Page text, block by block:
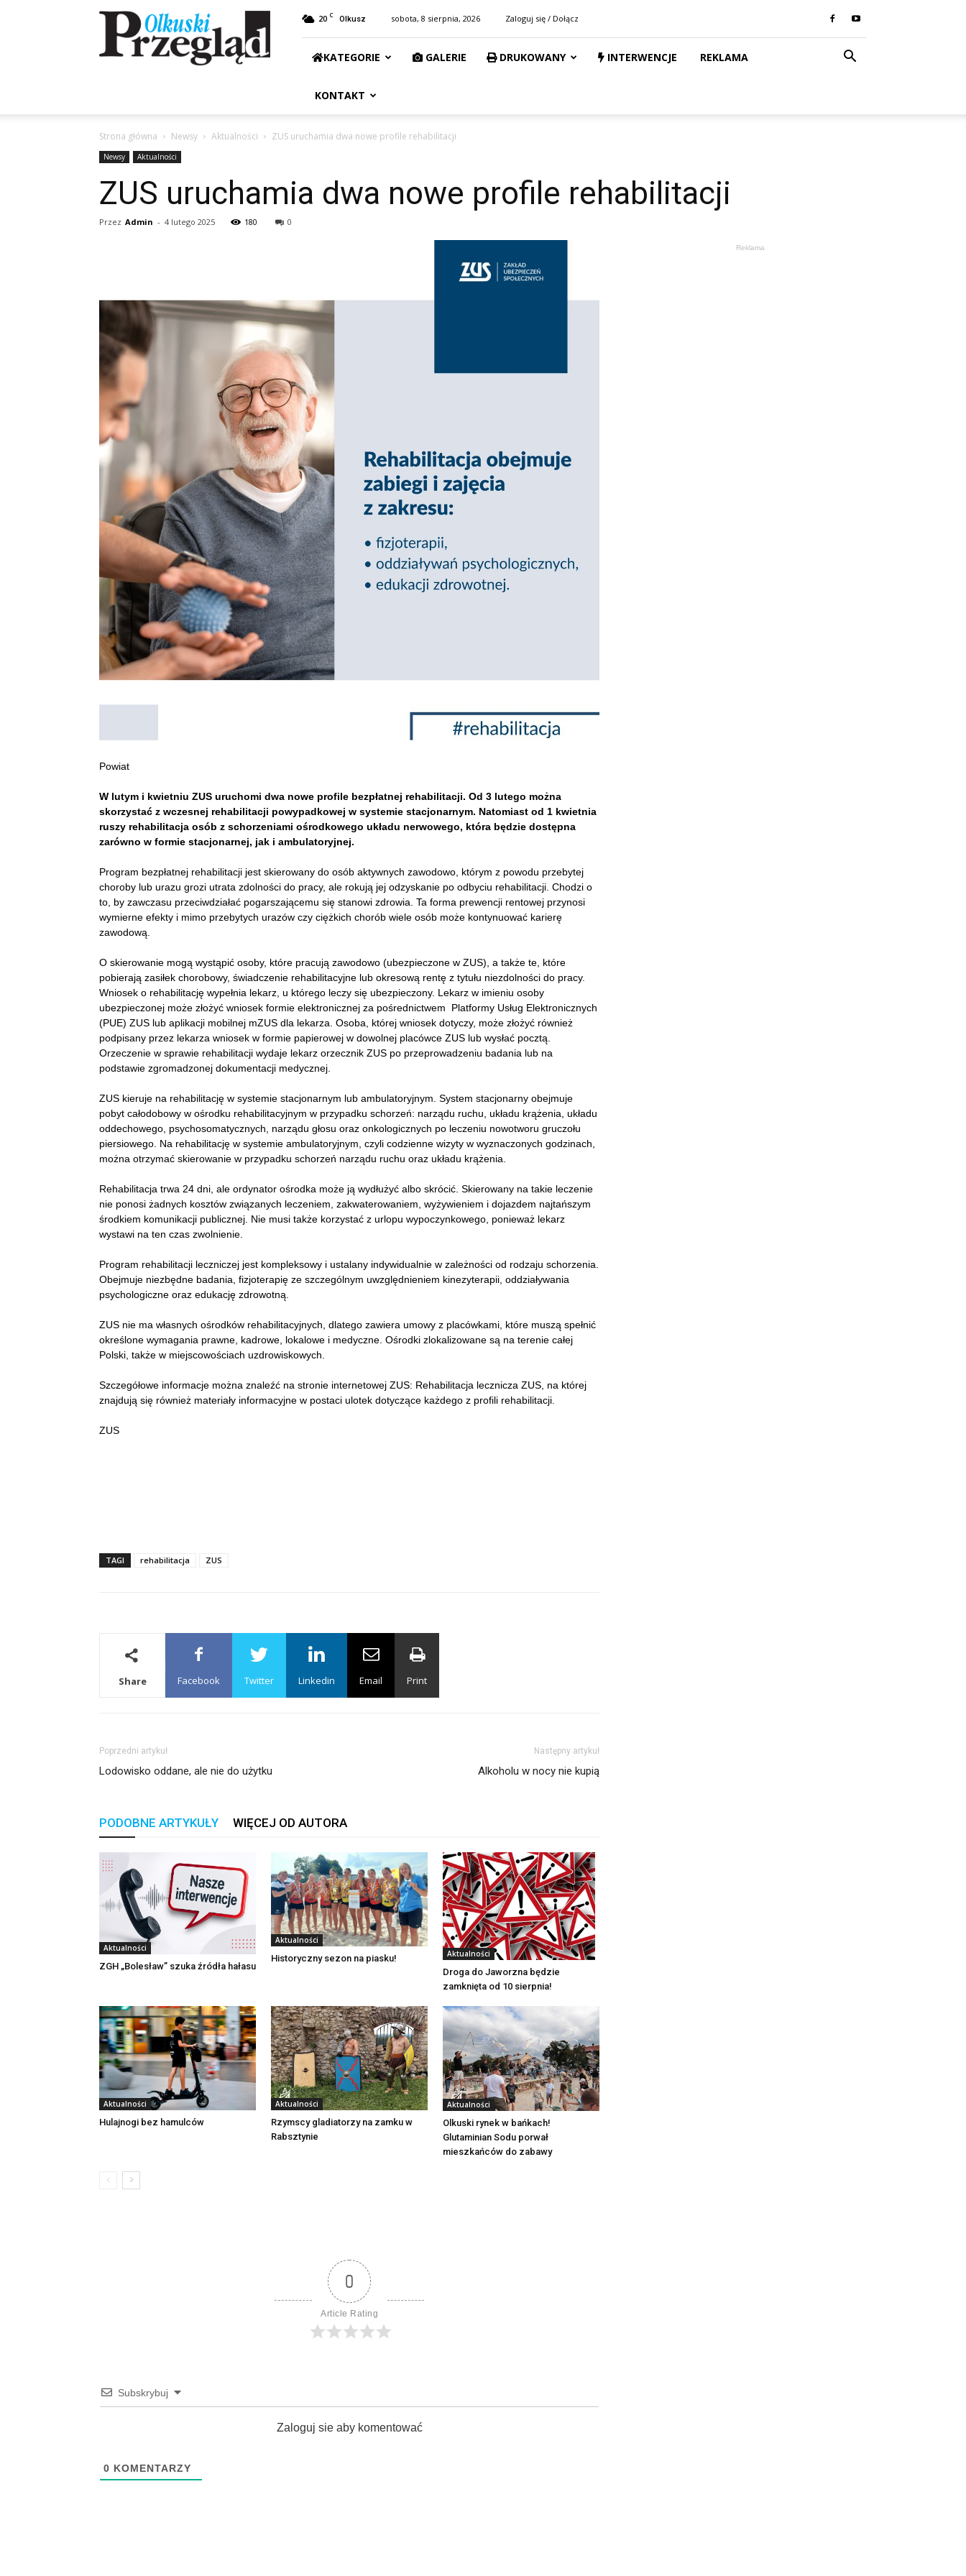
Przegląd
Olkuski
20 C Olkusz sobota, 8 sierpnia, 2026 Zaloguj się / Dołącz
KATEGORIE GALERIE DRUKOWANY INTERWENCJE REKLAMA
KONTAKT
Strona główna Newsy Aktualności ZUS uruchamia dwa nowe profile rehabilitacji
Newsy Aktualności
ZUS uruchamia dwa nowe profile rehabilitacji
Przez Admin - 4 lutego 2025 180 0
Powiat
W lutym i kwietniu ZUS uruchomi dwa nowe profile bezpłatnej rehabilitacji. Od 3 lutego można
skorzystać z wczesnej rehabilitacji powypadkowej w systemie stacjonarnym. Natomiast od 1 kwietnia
ruszy rehabilitacja osób z schorzeniami ośrodkowego układu nerwowego, która będzie dostępna
zarówno w formie stacjonarnej, jak i ambulatoryjnej.
Program bezpłatnej rehabilitacji jest skierowany do osób aktywnych zawodowo, którym z powodu przebytej
choroby lub urazu grozi utrata zdolności do pracy, ale rokują jej odzyskanie po odbyciu rehabilitacji. Chodzi o
to, by zawczasu przeciwdziałać pogarszającemu się stanowi zdrowia. Ta forma prewencji rentowej przynosi
wymierne efekty i mimo przebytych urazów czy ciężkich chorób wiele osób może kontynuować karierę
zawodową.
O skierowanie mogą wystąpić osoby, które pracują zawodowo (ubezpieczone w ZUS), a także te, które
pobierają zasiłek chorobowy, świadczenie rehabilitacyjne lub okresową rentę z tytułu niezdolności do pracy.
Wniosek o rehabilitację wypełnia lekarz, u którego leczy się ubezpieczony. Lekarz w imieniu osoby
ubezpieczonej może złożyć wniosek formie elektronicznej za pośrednictwem Platformy Usług Elektronicznych
(PUE) ZUS lub aplikacji mobilnej mZUS dla lekarza. Osoba, której wniosek dotyczy, może złożyć również
podpisany przez lekarza wniosek w formie papierowej w dowolnej placówce ZUS lub wysłać pocztą.
Orzeczenie w sprawie rehabilitacji wydaje lekarz orzecznik ZUS po przeprowadzeniu badania lub na
podstawie zgromadzonej dokumentacji medycznej.
ZUS kieruje na rehabilitację w systemie stacjonarnym lub ambulatoryjnym. System stacjonarny obejmuje
pobyt całodobowy w ośrodku rehabilitacyjnym w przypadku schorzeń: narządu ruchu, układu krążenia, układu
oddechowego, psychosomatycznych, narządu głosu oraz onkologicznych po leczeniu nowotworu gruczołu
piersiowego. Na rehabilitację w systemie ambulatoryjnym, czyli codzienne wizyty w wyznaczonych godzinach,
można otrzymać skierowanie w przypadku schorzeń narządu ruchu oraz układu krążenia.
Rehabilitacja trwa 24 dni, ale ordynator ośrodka może ją wydłużyć albo skrócić. Skierowany na takie leczenie
nie ponosi żadnych kosztów związanych leczeniem, zakwaterowaniem, wyżywieniem i dojazdem najtańszym
środkiem komunikacji publicznej. Nie musi także korzystać z urlopu wypoczynkowego, ponieważ lekarz
wystawi na ten czas zwolnienie.
Program rehabilitacji leczniczej jest kompleksowy i ustalany indywidualnie w zależności od rodzaju schorzenia.
Obejmuje niezbędne badania, fizjoterapię ze szczególnym uwzględnieniem kinezyterapii, oddziaływania
psychologiczne oraz edukację zdrowotną.
ZUS nie ma własnych ośrodków rehabilitacyjnych, dlatego zawiera umowy z placówkami, które muszą spełnić
określone wymagania prawne, kadrowe, lokalowe i medyczne. Ośrodki zlokalizowane są na terenie całej
Polski, także w miejscowościach uzdrowiskowych.
Szczegółowe informacje można znaleźć na stronie internetowej ZUS: Rehabilitacja lecznicza ZUS, na której
znajdują się również materiały informacyjne w postaci ulotek dotyczące każdego z profili rehabilitacji.
ZUS
TAGI rehabilitacja ZUS
Share Facebook Twitter Linkedin Email Print
Poprzedni artykuł
Lodowisko oddane, ale nie do użytku
Następny artykuł
Alkoholu w nocy nie kupią
PODOBNE ARTYKUŁY WIĘCEJ OD AUTORA
Aktualności
ZGH „Bolesław” szuka źródła hałasu
Aktualności
Historyczny sezon na piasku! Aktualności
Droga do Jaworzna będzie
zamknięta od 10 sierpnia!
Aktualności
Hulajnogi bez hamulców
Aktualności
Rzymscy gladiatorzy na zamku w
Rabsztynie
Aktualności
Olkuski rynek w bańkach!
Glutaminian Sodu porwał
mieszkańców do zabawy
0
Article Rating
Subskrybuj
Zaloguj sie aby komentować
0 KOMENTARZY
Reklama